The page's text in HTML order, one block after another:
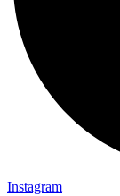
Instagram